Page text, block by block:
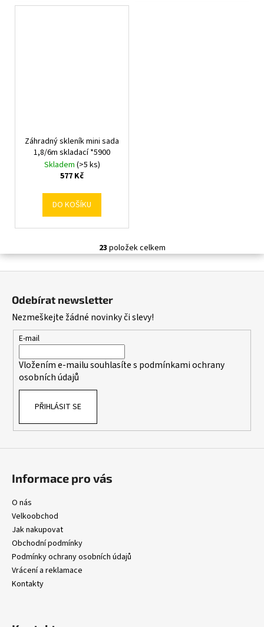
Záhradný skleník mini sada
1,8/6m skladací *5900
Skladem (>5 ks)
577 Kč
DO KOŠÍKU
O
a
c
r
ý
p
23 položek celkem
Odebírat newsletter
Nezmeškejte žádné novinky či slevy!
E-mail
Vložením e-mailu souhlasíte s podmínkami ochrany
osobních údajů
PŘIHLÁSIT SE
Informace pro vás
O nás
Velkoobchod
Jak nakupovat
Obchodní podmínky
Podmínky ochrany osobních údajů
Vrácení a reklamace
Kontakty